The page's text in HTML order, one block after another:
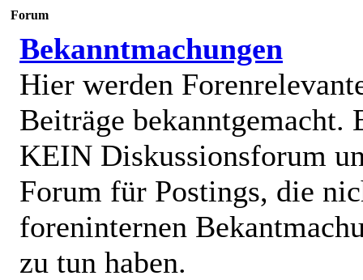
Forum
Bekanntmachungen
Hier werden
Beiträge bekanntgemacht.
KEIN Diskussionsforum
Forum für Postings, die
foreninternen
zu tun haben.